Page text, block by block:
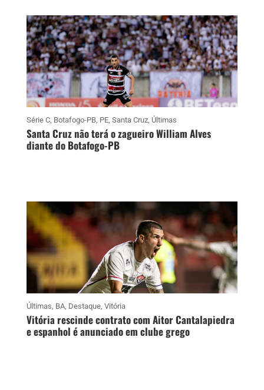
Série C, Botafogo-PB, PE, Santa Cruz, Últimas
Santa Cruz não terá o zagueiro William Alves
diante do Botafogo-PB
Últimas, BA, Destaque, Vitória
Vitória rescinde contrato com Aitor Cantalapiedra
e espanhol é anunciado em clube grego